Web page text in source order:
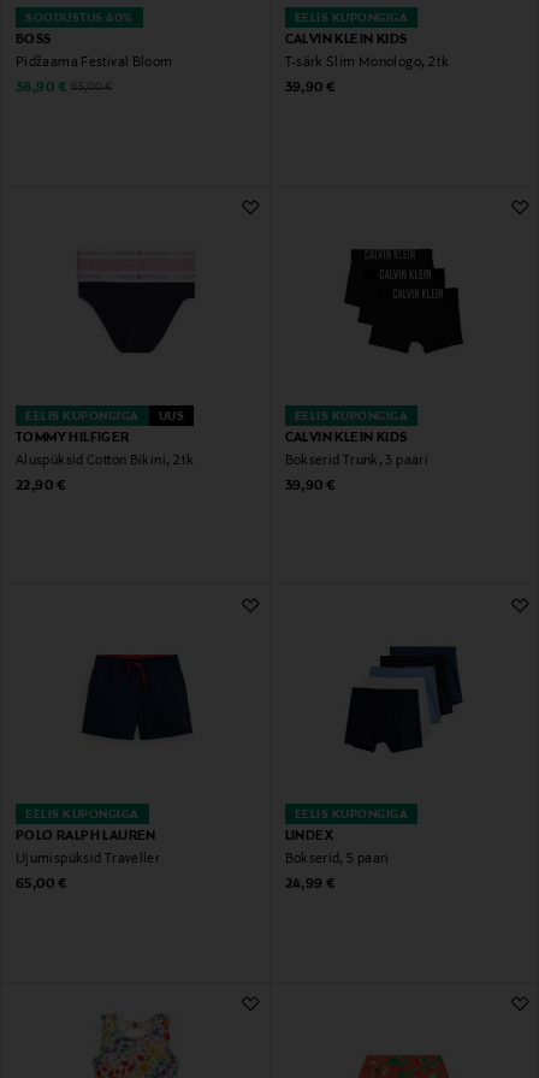
SOODUSTUS 40%
BOSS
Pidžaama Festival Bloom
Discounted Price
38,90 € Original Price
65,00 €
EELIS KUPONGIGA
CALVIN KLEIN KIDS
T-särk Slim Monologo, 2 tk
Original Price
39,90 €
EELIS KUPONGIGA UUS
TOMMY HILFIGER
Aluspüksid Cotton Bikini, 2 tk
Original Price
22,90 €
EELIS KUPONGIGA
CALVIN KLEIN KIDS
Bokserid Trunk, 3 paari
Original Price
39,90 €
EELIS KUPONGIGA
POLO RALPH LAUREN
Ujumispüksid Traveller
Original Price
65,00 €
EELIS KUPONGIGA
LINDEX
Bokserid, 5 paari
Original Price
24,99 €